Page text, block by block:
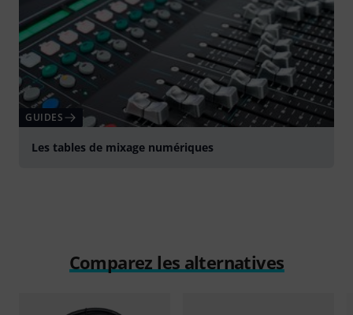
GUIDES
Les tables de mixage numériques
Comparez les alternatives